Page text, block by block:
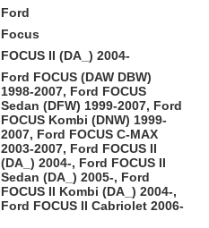
Ford
Focus
FOCUS II (DA_) 2004-
Ford FOCUS (DAW DBW)
1998-2007, Ford FOCUS
Sedan (DFW) 1999-2007, Ford
FOCUS Kombi (DNW) 1999-
2007, Ford FOCUS C-MAX
2003-2007, Ford FOCUS II
(DA_) 2004-, Ford FOCUS II
Sedan (DA_) 2005-, Ford
FOCUS II Kombi (DA_) 2004-,
Ford FOCUS II Cabriolet 2006-